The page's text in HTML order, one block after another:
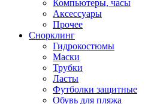
Компьютеры, часы
Аксессуары
Прочее
Снорклинг
Гидрокостюмы
Маски
Трубки
Ласты
Футболки защитные
Обувь для пляжа